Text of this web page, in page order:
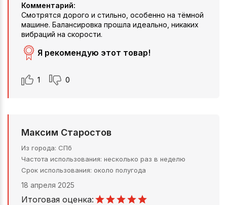
Комментарий:
Смотрятся дорого и стильно, особенно на тёмной
машине. Балансировка прошла идеально, никаких
вибраций на скорости.
Я рекомендую этот товар!
1 0
Максим Старостов
Из города СПб
Частота использования несколько раз в неделю
Срок использования около полугода
18 апреля 2025
Итоговая оценка: